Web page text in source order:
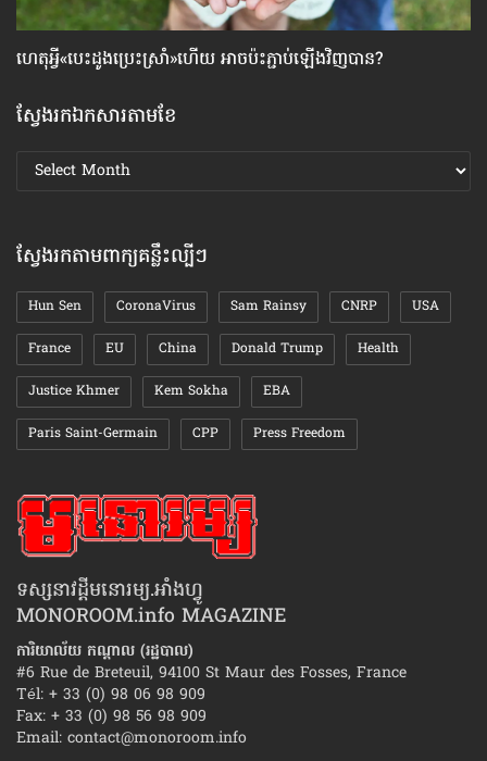
ហេតុអ្វី​«បេះដូង​ប្រេះស្រាំ»​ហើយ អាច​ប៉ះ​ភ្ជាប់​ឡើង​វិញ​បាន?
ស្វែងរកឯកសារតាមខែ
ស្វែងរក
ឯកសារ
ស្វែងរកតាមពាក្យគន្លឹះល្បីៗ
Hun Sen CoronaVirus Sam Rainsy CNRP USA
France EU China Donald Trump Health
Justice Khmer Kem Sokha EBA
Paris Saint-Germain CPP Press Freedom
ទស្សនាវដ្ដីមនោរម្យ.អាំងហ្វូ
MONOROOM.info MAGAZINE
ការិយាល័យ កណ្ដាល (រដ្ឋបាល)
#6 Rue de Breteuil, 94100 St Maur des Fosses, France
Tél: + 33 (0) 98 06 98 909
Fax: + 33 (0) 98 56 98 909
Email: contact@monoroom.info